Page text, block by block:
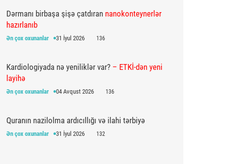
Dərmanı birbaşa şişə çatdıran nanokonteynerlər
hazırlanıb
Ən çox oxunanlar 31 İyul 2026 136
Kardiologiyada nə yeniliklər var? – ETKİ-dən yeni
layihə
Ən çox oxunanlar 04 Avqust 2026 136
Quranın nazilolma ardıcıllığı və ilahi tərbiyə
Ən çox oxunanlar 31 İyul 2026 132